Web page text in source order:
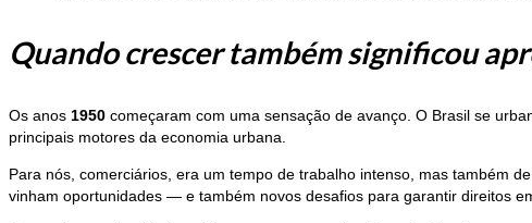
Quando crescer também significou
Os anos 1950 começaram com uma sensação de avanço. O Brasil se
principais motores da economia urbana.
Para nós, comerciários, era um tempo de trabalho intenso, mas também
vinham oportunidades — e também novos desafios para garantir direitos